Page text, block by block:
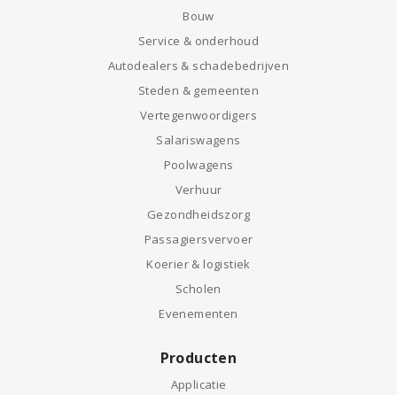
Bouw
Service & onderhoud
Autodealers & schadebedrijven
Steden & gemeenten
Vertegenwoordigers
Salariswagens
Poolwagens
Verhuur
Gezondheidszorg
Passagiersvervoer
Koerier & logistiek
Scholen
Evenementen
Producten
Applicatie